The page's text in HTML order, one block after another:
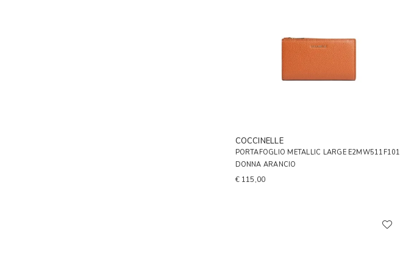
COCCINELLE
PORTAFOGLIO METALLIC LARGE E2MW511F101
DONNA ARANCIO
€ 115,00